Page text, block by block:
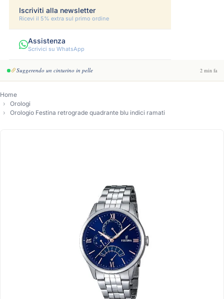
Iscriviti alla newsletter
Ricevi il 5% extra sul primo ordine
Assistenza
Scrivici su WhatsApp
Suggerendo un cinturino in pelle 2 min fa
Home
Orologi
Orologio Festina retrograde quadrante blu indici ramati